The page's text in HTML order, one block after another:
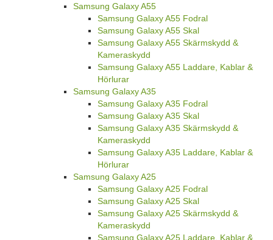
Samsung Galaxy A55
Samsung Galaxy A55 Fodral
Samsung Galaxy A55 Skal
Samsung Galaxy A55 Skärmskydd &
Kameraskydd
Samsung Galaxy A55 Laddare, Kablar &
Hörlurar
Samsung Galaxy A35
Samsung Galaxy A35 Fodral
Samsung Galaxy A35 Skal
Samsung Galaxy A35 Skärmskydd &
Kameraskydd
Samsung Galaxy A35 Laddare, Kablar &
Hörlurar
Samsung Galaxy A25
Samsung Galaxy A25 Fodral
Samsung Galaxy A25 Skal
Samsung Galaxy A25 Skärmskydd &
Kameraskydd
Samsung Galaxy A25 Laddare, Kablar &